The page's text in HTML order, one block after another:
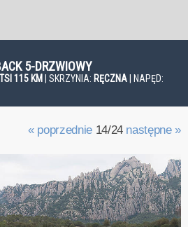
5-DRZWIOWY
115 KM | SKRZYNIA: RĘCZNA | NAPĘD:
« poprzednie14/24 następne »